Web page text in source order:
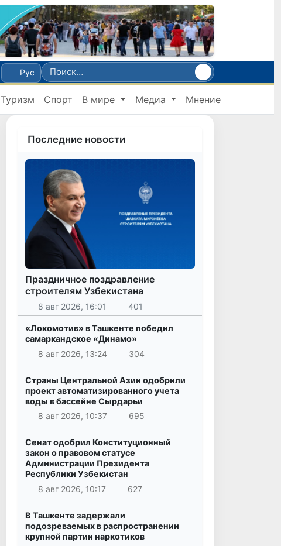
Рус
Туризм Спорт В мире Медиа Мнение
Последние новости
Праздничное поздравление
строителям Узбекистана
8 авг 2026, 16:01 401
«Локомотив» в Ташкенте победил
самаркандское «Динамо»
8 авг 2026, 13:24
304
Страны Центральной Азии одобрили
проект автоматизированного учета
воды в бассейне Сырдарьи
8 авг 2026, 10:37
695
Сенат одобрил Конституционный
закон о правовом статусе
Администрации Президента
Республики Узбекистан
8 авг 2026, 10:17
627
В Ташкенте задержали
подозреваемых в распространении
крупной партии наркотиков